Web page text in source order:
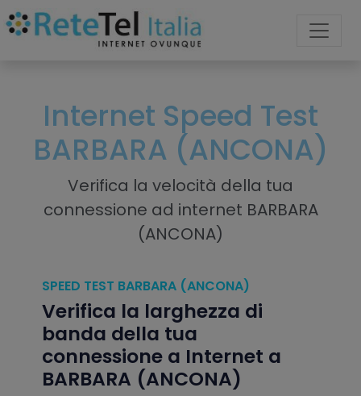
Internet Speed Test
BARBARA (ANCONA)
Verifica la velocità della tua
connessione ad internet BARBARA
(ANCONA)
SPEED TEST BARBARA (ANCONA)
Verifica la larghezza di
banda della tua
connessione a Internet a
BARBARA (ANCONA)